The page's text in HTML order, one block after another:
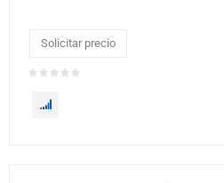
Solicitar precio